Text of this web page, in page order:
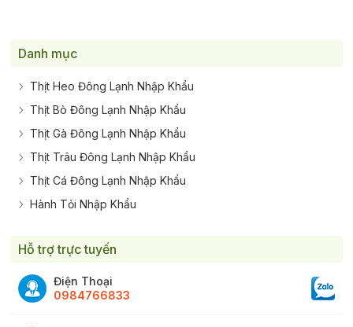
Danh mục
Thịt Heo Đông Lạnh Nhập Khẩu
Thịt Bò Đông Lạnh Nhập Khẩu
Thịt Gà Đông Lạnh Nhập Khẩu
Thịt Trâu Đông Lạnh Nhập Khẩu
Thịt Cá Đông Lạnh Nhập Khẩu
Hành Tỏi Nhập Khẩu
Hỗ trợ trực tuyến
Điện Thoại
0984766833